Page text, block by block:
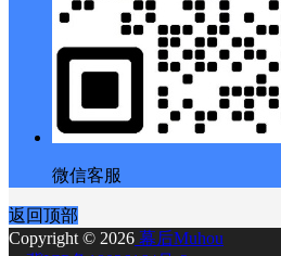
微信客服
返回顶部
Copyright © 2026 幕后Muhou